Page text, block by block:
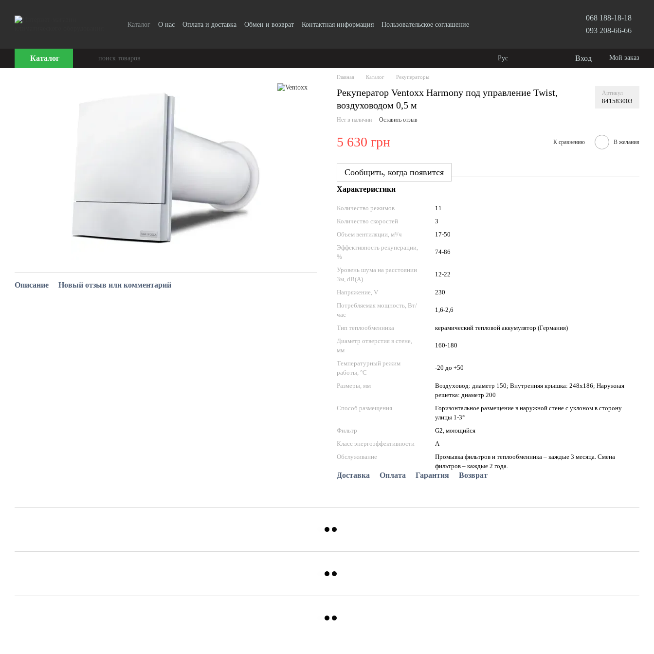
Каталог О нас Оплата и доставка Обмен и возврат Контактная информация Пользовательское соглашение
068 188-18-18
093 208-66-66
Каталог Рус Вход Мой заказ
Описание Новый отзыв или комментарий
Главная Каталог Рекуператоры
Рекуператор Ventoxx Harmony под управление Twist,
воздуховодом 0,5 м
Артикул
841583003
Нет в наличии Оставить отзыв
5 630 грн К сравнению В желания
Сообщить, когда появится
Характеристики
Количество режимов
11
Количество скоростей
3
Объем вентиляции, м³/ч
17-50
Эффективность рекуперации,
%
74-86
Уровень шума на расстоянии
3м, dB(A)
12-22
Напряжение, V
230
Потребляемая мощность, Вт/
час
1,6-2,6
Тип теплообменника
керамический тепловой аккумулятор (Германия)
Диаметр отверстия в стене,
мм
160-180
Температурный режим
работы, °C
-20 до +50
Размеры, мм
Воздуховод: диаметр 150; Внутренняя крышка: 248х186; Наружная
решетка: диаметр 200
Способ размещения
Горизонтальное размещение в наружной стене с уклоном в сторону
улицы 1-3°
Фильтр
G2, моющийся
Класс энергоэффективности
А
Обслуживание
Промывка фильтров и теплообменника – каждые 3 месяца. Смена
фильтров – каждые 2 года.
Доставка Оплата Гарантия Возврат